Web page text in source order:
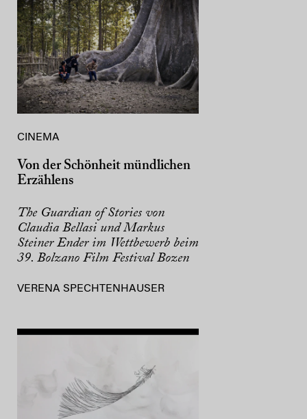
CINEMA
Von der Schönheit mündlichen
Erzählens
The Guardian of Stories von
Claudia Bellasi und Markus
Steiner Ender im Wettbewerb beim
39. Bolzano Film Festival Bozen
VERENA SPECHTENHAUSER